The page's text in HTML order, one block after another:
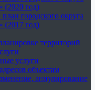
(2020 год)
городского округа
(2017 год)
территорий
услуги
объектам
аннулирование